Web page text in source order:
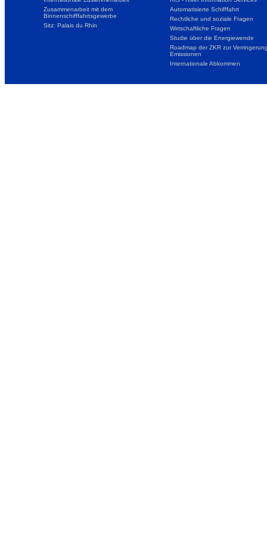
Zusammenarbeit mit dem
Binnenschifffahrtsgewerbe
Sitz: Palais du Rhin
Automatisierte Schifffahrt
Rechtliche und soziale Fragen
Wirtschaftliche Fragen
Studie über die Energiewende
Roadmap der ZKR zur
Emissionen
Internationale Abkommen